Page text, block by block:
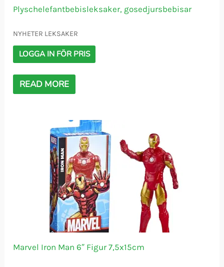
Plyschelefantbebisleksaker, gosedjursbebisar
NYHETER LEKSAKER
LOGGA IN FÖR PRIS
READ MORE
Marvel Iron Man 6″ Figur 7,5x15cm